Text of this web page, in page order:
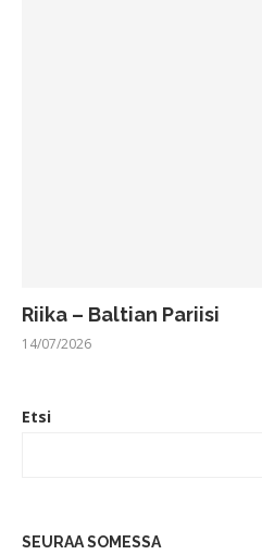
Riika – Baltian Pariisi
14/07/2026
Etsi
SEURAA SOMESSA